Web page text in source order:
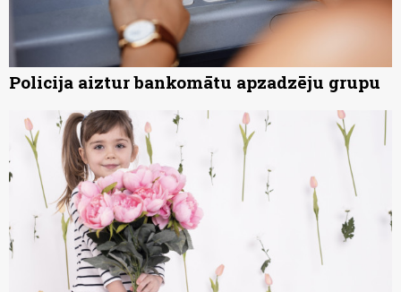
Policija aiztur bankomātu apzadzēju grupu